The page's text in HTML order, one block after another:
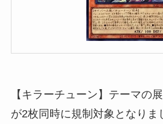
【キラーチューン】テーマの
が2枚同時に規制対象となりま